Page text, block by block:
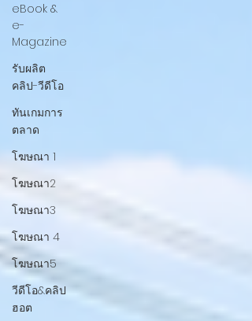
eBook &
e-
Magazine
รับผลิต
คลิป-วีดีโอ
ทันเกมการ
ตลาด
โฆษณา 1
โฆษณา2
โฆษณา3
โฆษณา 4
โฆษณา5
วีดีโอ&คลิป
ฮอต